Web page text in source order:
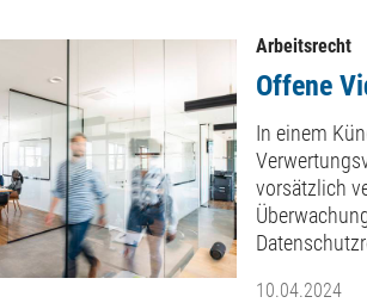
Arbeitsrecht
Offene
In einem
vorsätzlich
10.04.2024